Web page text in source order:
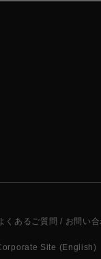
くあるご質問 / お問い合
Site (English)